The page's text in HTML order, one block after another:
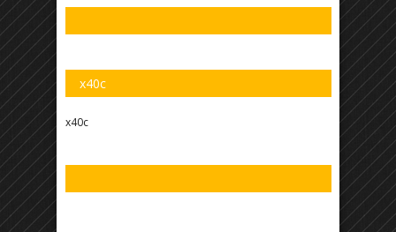
x40c
x40c